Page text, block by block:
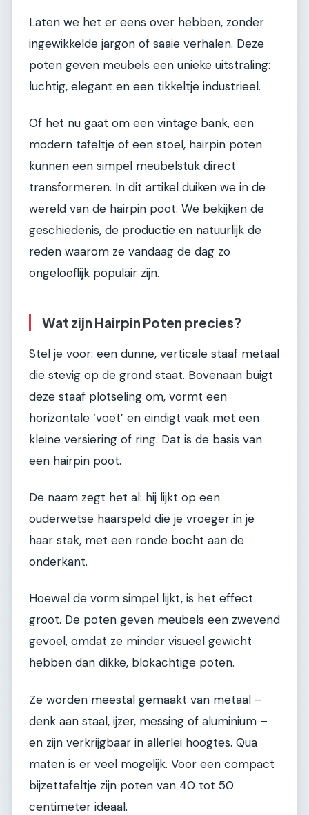
Laten we het er eens over hebben, zonder
ingewikkelde jargon of saaie verhalen. Deze
poten geven meubels een unieke uitstraling:
luchtig, elegant en een tikkeltje industrieel.
Of het nu gaat om een vintage bank, een
modern tafeltje of een stoel, hairpin poten
kunnen een simpel meubelstuk direct
transformeren. In dit artikel duiken we in de
wereld van de hairpin poot. We bekijken de
geschiedenis, de productie en natuurlijk de
reden waarom ze vandaag de dag zo
ongelooflijk populair zijn.
Wat zijn Hairpin Poten precies?
Stel je voor: een dunne, verticale staaf metaal
die stevig op de grond staat. Bovenaan buigt
deze staaf plotseling om, vormt een
horizontale ‘voet’ en eindigt vaak met een
kleine versiering of ring. Dat is de basis van
een hairpin poot.
De naam zegt het al: hij lijkt op een
ouderwetse haarspeld die je vroeger in je
haar stak, met een ronde bocht aan de
onderkant.
Hoewel de vorm simpel lijkt, is het effect
groot. De poten geven meubels een zwevend
gevoel, omdat ze minder visueel gewicht
hebben dan dikke, blokachtige poten.
Ze worden meestal gemaakt van metaal –
denk aan staal, ijzer, messing of aluminium –
en zijn verkrijgbaar in allerlei hoogtes. Qua
maten is er veel mogelijk. Voor een compact
bijzettafeltje zijn poten van 40 tot 50
centimeter ideaal.